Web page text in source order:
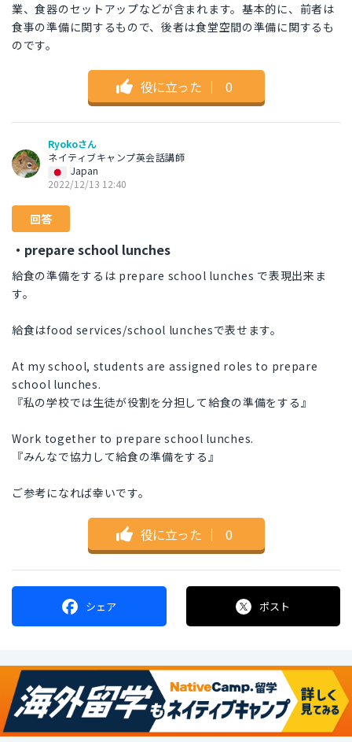
業、食器のセットアップなどが含まれます。基本的に、前者は
食事の準備に関するもので、後者は食堂空間の準備に関するも
のです。
役に立った ｜ 0
Ryokoさん
ネイティブキャンプ英会話講師
Japan
2022/12/13 12:40
回答
・prepare school lunches
給食の準備をするは prepare school lunches で表現出来ま
す。
給食はfood services/school lunchesで表せます。
At my school, students are assigned roles to prepare
school lunches.
『私の学校では生徒が役割を分担して給食の準備をする』
Work together to prepare school lunches.
『みんなで協力して給食の準備をする』
ご参考になれば幸いです。
役に立った ｜ 0
シェア ポスト